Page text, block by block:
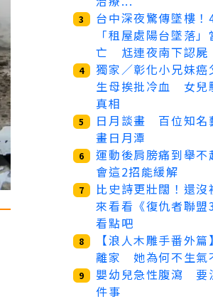
3
台中深夜驚傳墜樓！
「租屋處陽台墜落」
亡 尪連夜南下認屍
4
獨家／彰化小兄妹癌
生母挨批冷血 女兒
真相
5
日月談畫 百位知名
畫日月潭
6
運動後肩膀痛到舉
會這2招能緩解
7
比史詩更壯闊！還沒
來看看《復仇者聯盟
看點吧
8
【浪人木雕手番外
離家 她為何不生氣
9
嬰幼兒急性腹瀉 要
件事